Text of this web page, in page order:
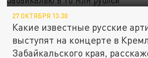
27 ОКТЯБРЯ 13:30
Какие известные русские
выступят на концерте в
Забайкальского края,